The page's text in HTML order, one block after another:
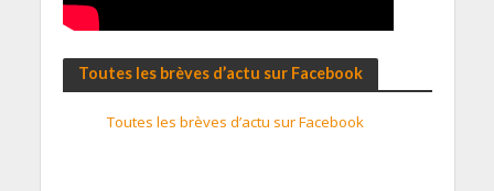
Toutes les brèves d’actu sur Facebook
Toutes les brèves d’actu sur Facebook